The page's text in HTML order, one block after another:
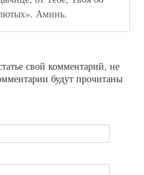
Аминь.
свой комментарий, не
будут прочитаны